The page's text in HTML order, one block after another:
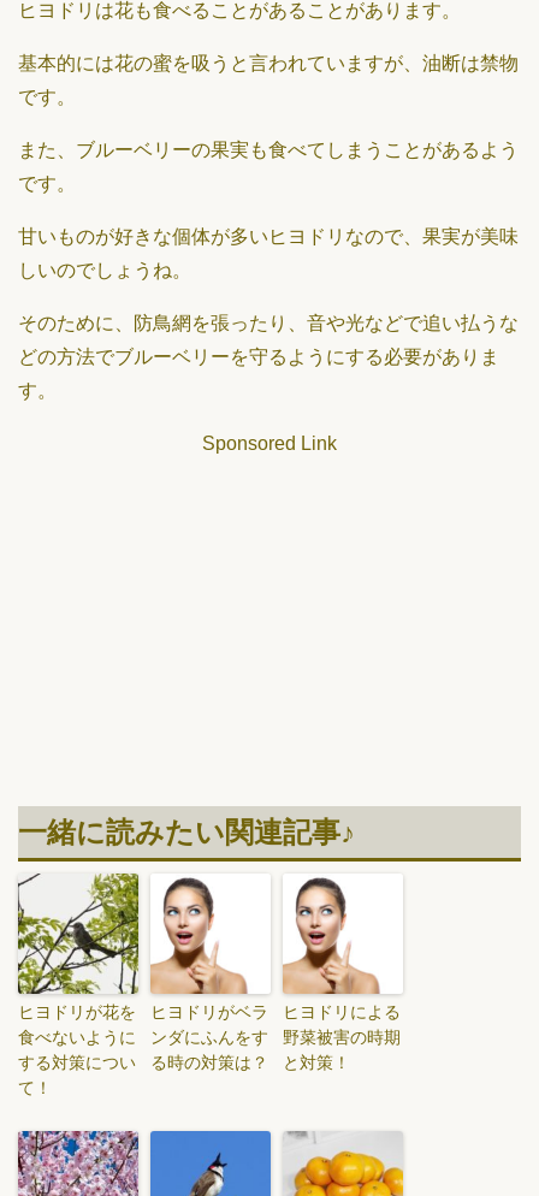
ヒヨドリは花も食べることがあることがあります。
基本的には花の蜜を吸うと言われていますが、油断は禁物
です。
また、ブルーベリーの果実も食べてしまうことがあるよう
です。
甘いものが好きな個体が多いヒヨドリなので、果実が美味
しいのでしょうね。
そのために、防鳥網を張ったり、音や光などで追い払うな
どの方法でブルーベリーを守るようにする必要がありま
す。
Sponsored Link
一緒に読みたい関連記事♪
ヒヨドリが花を
食べないように
する対策につい
て！
ヒヨドリがベラ
ンダにふんをす
る時の対策は？
ヒヨドリによる
野菜被害の時期
と対策！